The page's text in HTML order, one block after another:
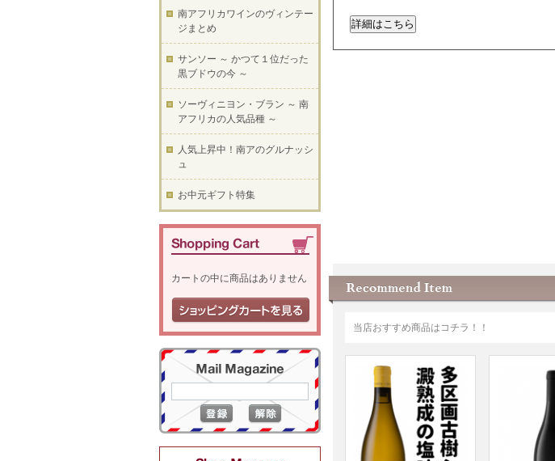
当店おすすめ商品はコチラ！！
南アフリカワインのヴィンテー
ジまとめ
サンソー ～ かつて１位だった
黒ブドウの今 ～
ソーヴィニヨン・ブラン ～ 南
アフリカの人気品種 ～
人気上昇中！南アのグルナッシ
ュ
お中元ギフト特集
カートの中に商品はありません